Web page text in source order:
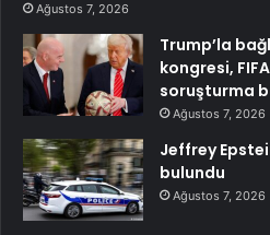
Ağustos 7, 2026
Trump’la
kongresi,
soruşturma
Ağustos 7, 2026
Jeffrey
bulundu
Ağustos 7, 2026